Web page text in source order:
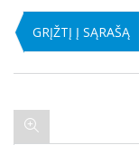
GRĮŽTĮ Į SĄRAŠĄ